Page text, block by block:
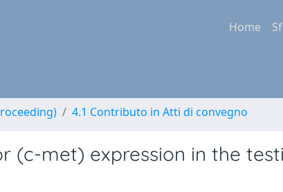
Home
4.1 Contributo in Atti di convegno
met) expression in the